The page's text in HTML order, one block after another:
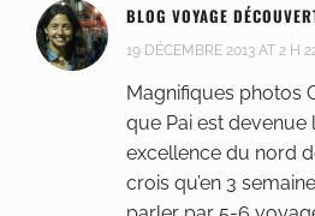
BLOG VOYAGE
19 DÉCEMBRE 2013 AT 2 H
Magnifiques photos
que Pai est devenue
excellence du nord
crois qu’en 3